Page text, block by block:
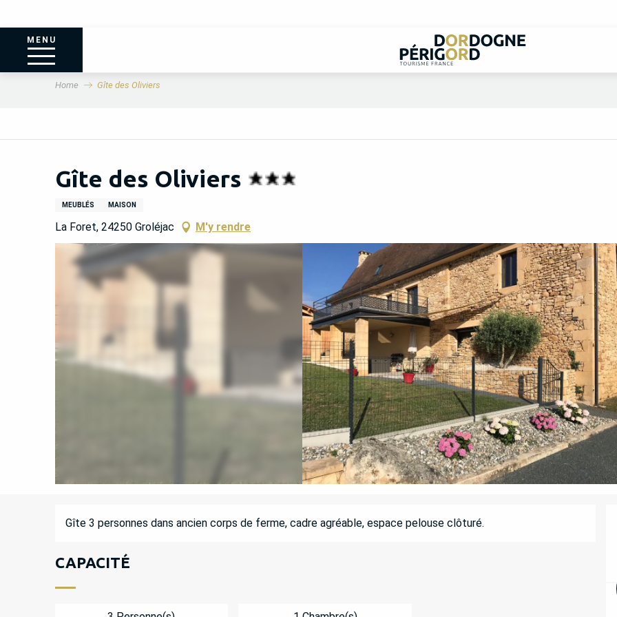
MENU
Home Gîte des Oliviers
Gîte des Oliviers
MEUBLÉS MAISON
La Foret, 24250 Groléjac M'y rendre
DESCRIPTION
Gîte 3 personnes dans ancien corps de ferme, cadre agréable, espace pelouse clôturé.
CAPACITÉ